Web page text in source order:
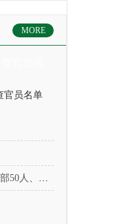
MORE
官员名单
科级干部7.5万人